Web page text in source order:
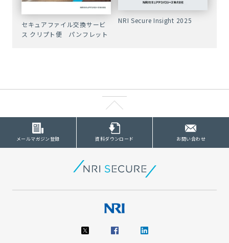
セキュアファイル交換サービ
ス クリプト便 パンフレット
NRI Secure Insight 2025
メールマガジン登録 資料ダウンロード お問い合わせ